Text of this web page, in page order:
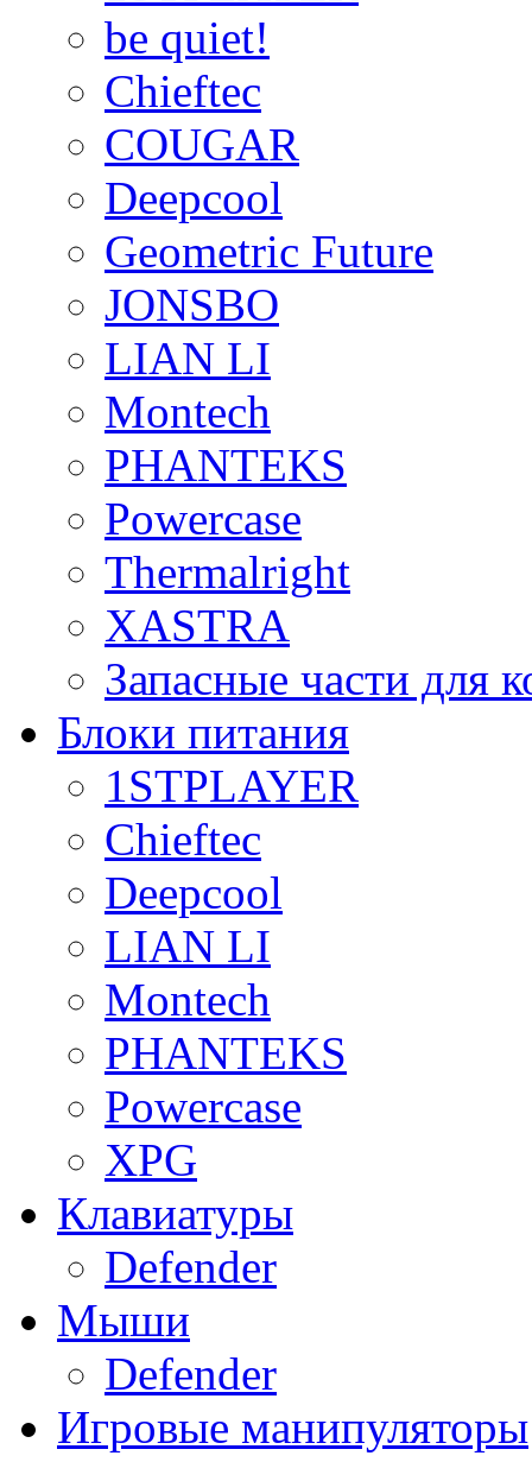
be quiet!
Chieftec
COUGAR
Deepcool
Geometric Future
JONSBO
LIAN LI
Montech
PHANTEKS
Powercase
Thermalright
XASTRA
Запасные части для
Блоки питания
1STPLAYER
Chieftec
Deepcool
LIAN LI
Montech
PHANTEKS
Powercase
XPG
Клавиатуры
Defender
Мыши
Defender
Игровые манипуляторы